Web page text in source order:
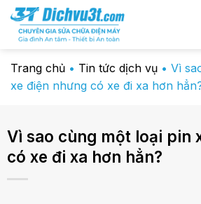
Chuyển
đến
dung
Trang chủ • Tin tức dịch vụ • Vì
xe điện nhưng có xe đi xa hơn
Vì sao cùng một loại pin
có xe đi xa hơn hẳn?